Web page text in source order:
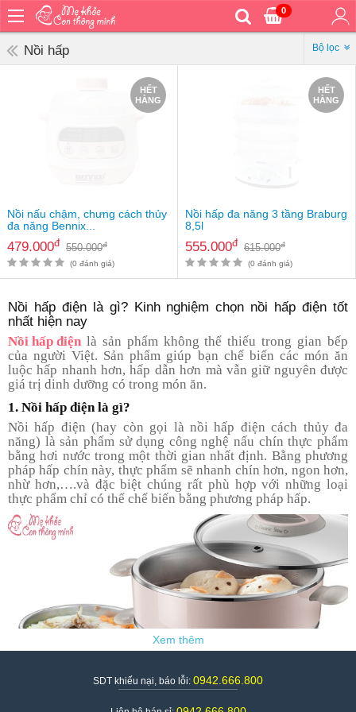
0
Bé
đi
ra
ngoài
Bé
Bé
khỏe
&
an
toàn
Bé
tắm
Bé
chơi
mà
học
Dành
cho
dùng
Nồi hấp Bộ lọc
Nồi nấu chậm, chưng cách thủy
đa năng Bennix...
479.000đ 550.000đ
(0 đánh giá)
HẾT
HÀNG
Nồi hấp đa năng 3 tầng Braburg
8,5l
555.000đ 615.000đ
(0 đánh giá)
HẾT
HÀNG
Nồi hấp điện là gì? Kinh nghiệm chọn nồi hấp điện tốt
nhất hiện nay
Nồi hấp điện là sản phẩm không thể thiếu trong gian bếp
của người Việt. Sản phẩm giúp bạn chế biến các món ăn
luộc hấp nhanh hơn, hấp dẫn hơn mà vẫn giữ nguyên được
giá trị dinh dưỡng có trong món ăn.
1. Nồi hấp điện là gì?
Nồi hấp điện (hay còn gọi là nồi hấp điện cách thủy đa
năng) là sản phẩm sử dụng công nghệ nấu chín thực phẩm
bằng hơi nước trong một thời gian nhất định. Bằng phương
pháp hấp chín này, thực phẩm sẽ nhanh chín hơn, ngon hơn,
nhừ hơn,….và đặc biệt chúng rất phù hợp với những loại
thực phẩm chỉ có thể chế biến bằng phương pháp hấp.
SDT khiếu nại, báo lỗi: 0942.666.800